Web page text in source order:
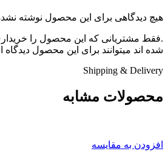
هیچ دیدگاهی برای این محصول نوشته
.فقط مشتریانی که این محصول را
شده اند میتوانند برای این محصول دیدگاه
Shipping & Delivery
محصولات مشابه
افزودن به مقایسه